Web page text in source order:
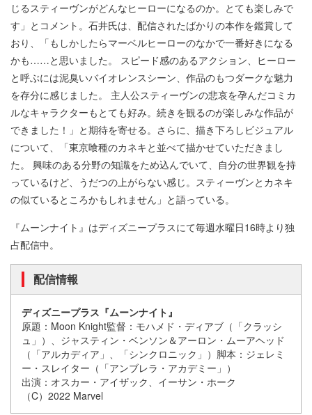
じるスティーヴンがどんなヒーローになるのか。とても楽しみで
す」とコメント。石井氏は、配信されたばかりの本作を鑑賞して
おり、「もしかしたらマーベルヒーローのなかで一番好きになる
かも……と思いました。 スピード感のあるアクション、ヒーロー
と呼ぶには泥臭いバイオレンスシーン、作品のもつダークな魅力
を存分に感じました。 主人公スティーヴンの悲哀を孕んだコミカ
ルなキャラクターもとても好み。続きを観るのが楽しみな作品が
できました！」と期待を寄せる。さらに、描き下ろしビジュアル
について、「東京喰種のカネキと並べて描かせていただきまし
た。 興味のある分野の知識をため込んでいて、自分の世界観を持
っているけど、うだつの上がらない感じ。スティーヴンとカネキ
の似ているところかもしれません」と語っている。
『ムーンナイト』はディズニープラスにて毎週水曜日16時より独
占配信中。
配信情報
ディズニープラス『ムーンナイト』
原題：Moon Knight監督：モハメド・ディアブ（「クラッシ
ュ」）、ジャスティン・ベンソン＆アーロン・ムーアヘッド
（「アルカディア」、「シンクロニック」）脚本：ジェレミ
ー・スレイター（「アンブレラ・アカデミー」）
出演：オスカー・アイザック、イーサン・ホーク
（C）2022 Marvel